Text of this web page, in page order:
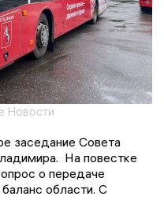
Новости
заседание Совета
На повестке
о передаче
области. С